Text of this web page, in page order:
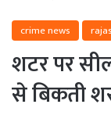
crime news
शटर पर
से बिकती